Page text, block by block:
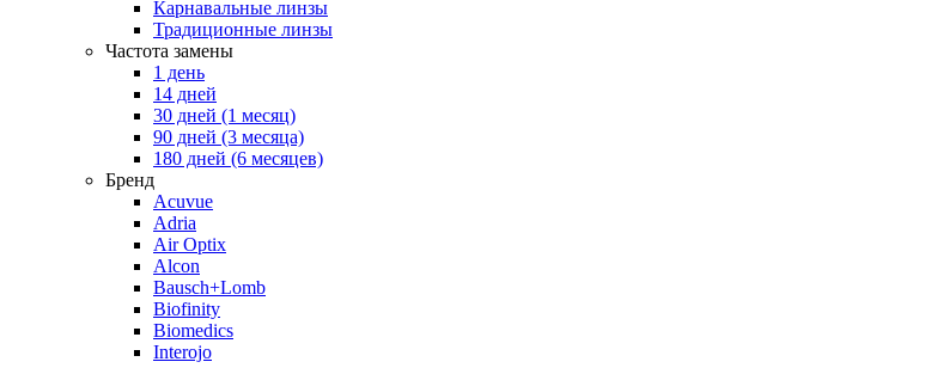
Карнавальные линзы
Традиционные линзы
Частота замены
1 день
14 дней
30 дней (1 месяц)
90 дней (3 месяца)
180 дней (6 месяцев)
Бренд
Acuvue
Adria
Air Optix
Alcon
Bausch+Lomb
Biofinity
Biomedics
Interojo